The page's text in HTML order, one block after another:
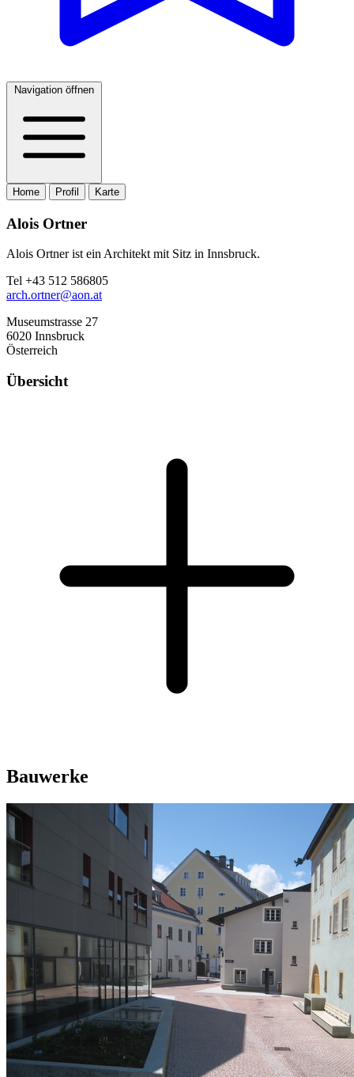
Navigation öffnen
Home Profil Karte
Alois Ortner
Alois Ortner ist ein Architekt mit Sitz in Innsbruck.
Tel +43 512 586805
arch.ortner@aon.at
Museumstrasse 27
6020 Innsbruck
Österreich
Übersicht
Bauwerke